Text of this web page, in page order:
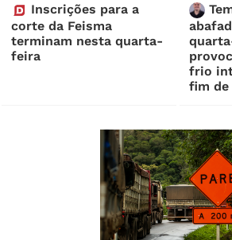
Inscrições para a
corte da Feisma
terminam nesta quarta-
feira
frio
fim de